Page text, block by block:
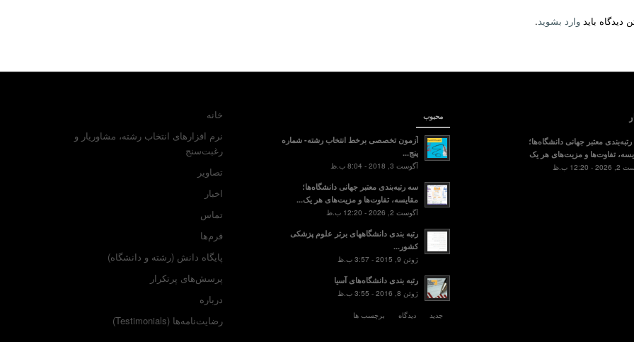
دیدگاه باید وارد بشوید.
معتبر جهانی دانشگاه‌ها؛
تفاوت‌ها و مزیت‌های هر یک
- 12:20 ب.ظ
محبوب
آزمون تخصصی برخط انتخاب رشته- شماره
پنج...
آگوست 3, 2018 - 8:04 ب.ظ
سه رتبه‌بندی معتبر جهانی دانشگاه‌ها؛
مقایسه، تفاوت‌ها و مزیت‌های هر یک...
آگوست 2, 2026 - 12:20 ب.ظ
رتبه بندی دانشگاههای برتر علوم پزشکی
کشور...
ژوئن 9, 2015 - 3:57 ب.ظ
رتبه بندی دانشگاه‌های آسیا
ژوئن 8, 2016 - 3:55 ب.ظ
جدید دیدگاه برچسب ها
خانه
نرم افزارهای انتخاب رشته، مشاوریار و
رغبت‌سنج
تصاویر
اخبار
تماس
فرم‌ها
پایگاه دانش (رشته و دانشگاه)
پرسش‌های پرتکرار
درباره
رضایت‌نامه‌ها (Testimonials)